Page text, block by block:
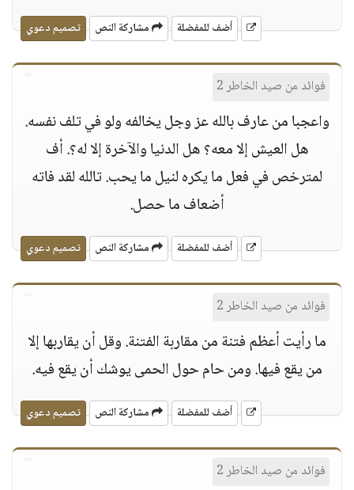
أضف للمفضلة مشاركة النص تصميم دعوي
فوائد من صيد الخاطر 2
واعجبا من عارف بالله عز وجل يخالفه ولو في تلف نفسه.
هل العيش إلا معه؟ هل الدنيا والآخرة إلا له؟. أف
لمترخص في فعل ما يكره لنيل ما يحب. تالله لقد فاته
أضعاف ما حصل.
أضف للمفضلة مشاركة النص تصميم دعوي
فوائد من صيد الخاطر 2
ما رأيت أعظم فتنة من مقاربة الفتنة. وقل أن يقاربها إلا
من يقع فيها. ومن حام حول الحمى يوشك أن يقع فيه.
أضف للمفضلة مشاركة النص تصميم دعوي
فوائد من صيد الخاطر 2